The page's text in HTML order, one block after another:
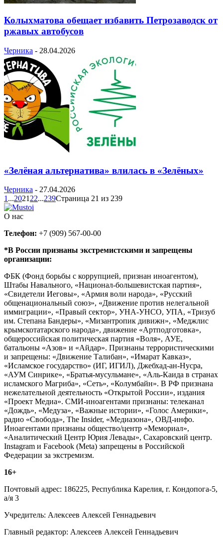
Колыхматова обещает избавить Петрозаводск от
ржавых автобусов
Черника - 28.04.2026
«Зелёная альтернатива» влилась в «Зелёных»
Черника - 27.04.2026
1 ...2021 22...239Страница 21 из 239
О нас
Телефон: +7 (909) 567-00-00
*В России признаны экстремистскими и запрещены
организации:
ФБК (Фонд борьбы с коррупцией, признан иноагентом),
Штабы Навального, «Национал-большевистская партия»,
«Свидетели Иеговы», «Армия воли народа», «Русский
общенациональный союз», «Движение против нелегальной
иммиграции», «Правый сектор», УНА-УНСО, УПА, «Тризуб
им. Степана Бандеры», «Мизантропик дивижн», «Меджлис
крымскотатарского народа», движение «Артподготовка»,
общероссийская политическая партия «Воля», АУЕ,
батальоны «Азов» и «Айдар». Признаны террористическими
и запрещены: «Движение Талибан», «Имарат Кавказ»,
«Исламское государство» (ИГ, ИГИЛ), Джебхад-ан-Нусра,
«АУМ Синрике», «Братья-мусульмане», «Аль-Каида в странах
исламского Магриба», «Сеть», «Колумбайн». В РФ признана
нежелательной деятельность «Открытой России», издания
«Проект Медиа». СМИ-иноагентами признаны: телеканал
«Дождь», «Медуза», «Важные истории», «Голос Америки»,
радио «Свобода», The Insider, «Медиазона», ОВД-инфо.
Иноагентами признаны общество/центр «Мемориал»,
«Аналитический Центр Юрия Левады», Сахаровский центр.
Instagram и Facebook (Metа) запрещены в Российской
Федерации за экстремизм.
16+
Почтовый адрес: 186225, Республика Карелия, г. Кондопога-5,
а/я 3
Учредитель: Алексеев Алексей Геннадьевич
Главный редактор: Алексеев Алексей Геннадьевич